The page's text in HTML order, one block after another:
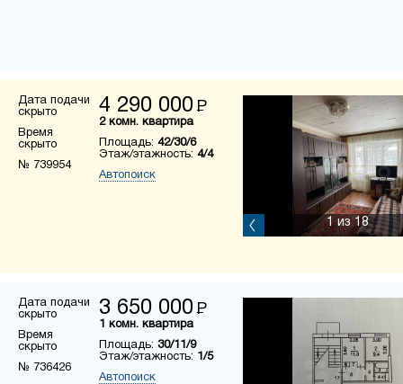
Дата подачи
скрыто
Время
скрыто
№ 739954
4 290 000 Р
2 комн. квартира
Площадь: 42/30/6
Этаж/этажность: 4/4
Автопоиск
1из 18
Дата подачи
скрыто
Время
скрыто
№ 736426
3 650 000 Р
1 комн. квартира
Площадь: 30/11/9
Этаж/этажность: 1/5
Автопоиск